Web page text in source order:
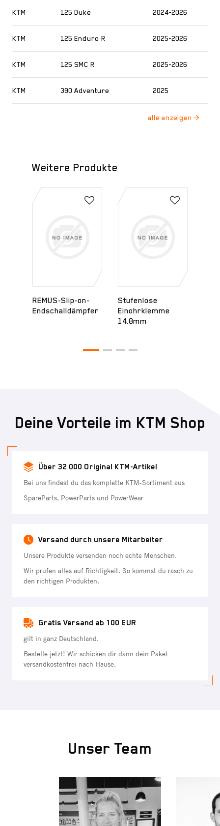
KTM 125 Duke 2024-2026
KTM 125 Enduro R 2025-2026
KTM 125 SMC R 2025-2026
KTM 390 Adventure 2025
Weitere Produkte
REMUS-Slip-on-
Endschalldämpfer
Stufenlose
Einohrklemme
14.8mm
Deine Vorteile im KTM Shop
Über 32 000 Original KTM-Artikel
Bei uns findest du das komplette KTM-Sortiment aus
SpareParts, PowerParts und PowerWear
Versand durch unsere Mitarbeiter
Unsere Produkte versenden noch echte Menschen.
Wir prüfen alles auf Richtigkeit. So kommst du rasch zu
den richtigen Produkten.
Gratis Versand ab 100 EUR
gilt in ganz Deutschland.
Bestelle jetzt! Wir schicken dir dann dein Paket
versandkostenfrei nach Hause.
Unser Team